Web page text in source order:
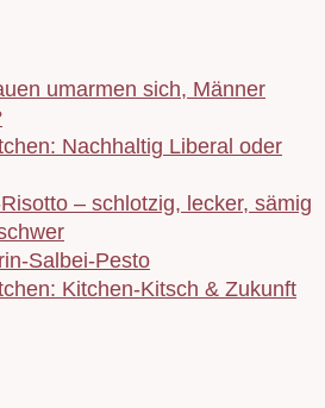
umarmen sich, Männer
Nachhaltig Liberal oder
– schlotzig, lecker, sämig
Salbei-Pesto
Kitchen-Kitsch & Zukunft